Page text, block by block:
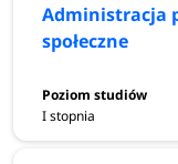
Administracja
społeczne
I stopnia